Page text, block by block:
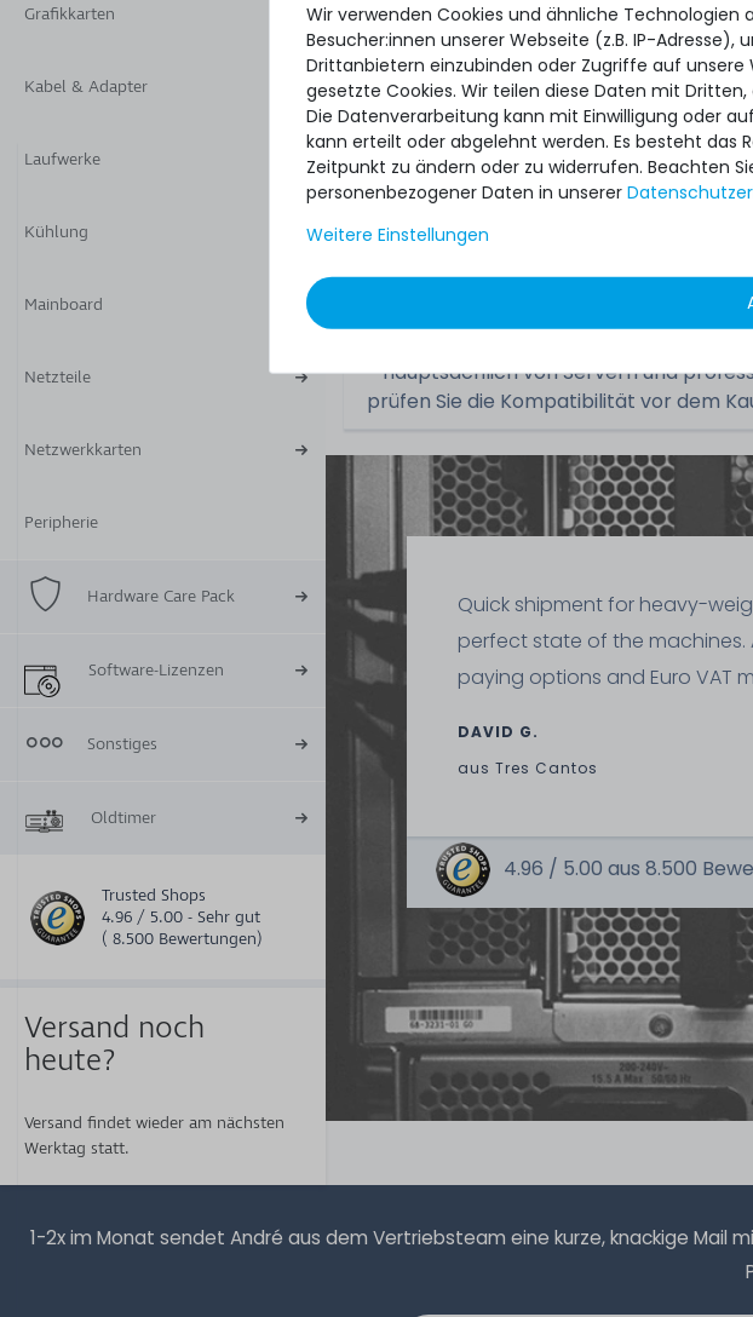
Grafikkarten
Kabel & Adapter
Laufwerke
Kühlung
Mainboard
Netzteile
Netzwerkkarten
Peripherie
Hardware Care Pack
Software-Lizenzen
Sonstiges
Oldtimer
Trusted Shops
4.96 / 5.00 - Sehr gut
( 8.500 Bewertungen)
Versand noch
heute?
Versand findet wieder am nächsten
Werktag statt.
Teilenummer(n):
Part No.:
S26361-
Zustand:
Lieferumfang:
hauptsächlich von Servern und
prüfen Sie die Kompatibilität vor dem
Quick shipment for heavy-
perfect state of the machines.
paying options and Euro VAT
DAVID G.
aus Tres Cantos
4.96 / 5.00 aus 8.500
1-2x im Monat sendet André aus dem Vertriebsteam eine kurze, knackige
Wir verwenden Cookies und ähnliche
Besucher:innen unserer Webseite (z.B. IP-Adresse),
Drittanbietern einzubinden oder Zugriffe auf
gesetzte Cookies. Wir teilen diese Daten mit
Die Datenverarbeitung kann mit Einwilligung oder
kann erteilt oder abgelehnt werden. Es besteht das
Zeitpunkt zu ändern oder zu widerrufen. Beachten
personenbezogener Daten in unserer
Weitere Einstellungen